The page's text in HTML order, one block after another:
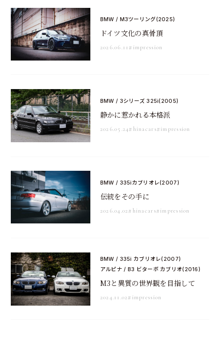
BMW / M3ツーリング(2025)
ドイツ文化の真骨頂
2026.06.11 #impression
BMW / 3シリーズ 325i(2005)
静かに惹かれる本格派
2026.05.24#hinacars#impression
BMW / 335iカブリオレ(2007)
伝統をその手に
2026.04.02#hinacars#impression
BMW / 335i カブリオレ(2007)
アルピナ / B3 ビターボ カブリオ(2016)
M3と異質の世界観を目指して
2024.11.02#impression